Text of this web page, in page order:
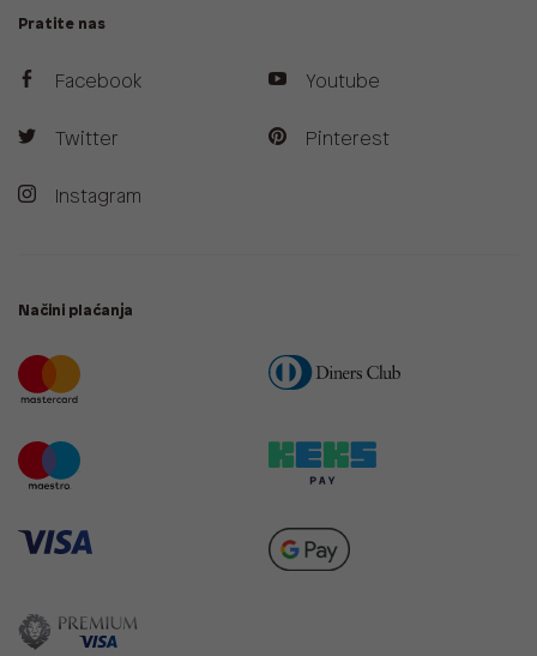
Pratite nas
Facebook
Twitter
Instagram
Youtube
Pinterest
Načini plaćanja